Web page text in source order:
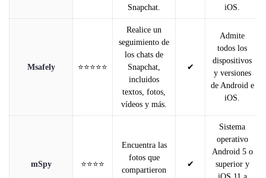
Snapchat.
iOS.
Msafely ⭐⭐⭐⭐⭐
Realice un
seguimiento de
los chats de
Snapchat,
incluidos
textos, fotos,
vídeos y más.
✔
Admite
todos los
dispositivos
y versiones
de Android e
iOS.
mSpy ⭐⭐⭐⭐
Encuentra las
fotos que
compartieron
✔
Sistema
operativo
Android 5 o
superior y